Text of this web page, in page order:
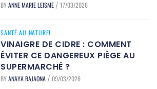
BYANNE MARIE LEISME / 17/03/2026
SANTÉ AU NATUREL
VINAIGRE DE CIDRE : COMMENT
ÉVITER CE DANGEREUX PIÈGE AU
SUPERMARCHÉ ?
BYANAYA RAJAONA / 09/03/2026